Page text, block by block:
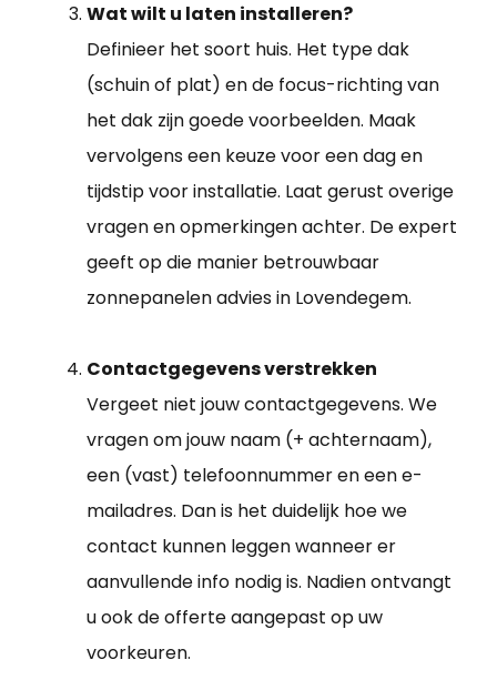
Wat wilt u laten installeren?
Definieer het soort huis. Het type dak
(schuin of plat) en de focus-richting van
het dak zijn goede voorbeelden. Maak
vervolgens een keuze voor een dag en
tijdstip voor installatie. Laat gerust overige
vragen en opmerkingen achter. De expert
geeft op die manier betrouwbaar
zonnepanelen advies in Lovendegem.
Contactgegevens verstrekken
Vergeet niet jouw contactgegevens. We
vragen om jouw naam (+ achternaam),
een (vast) telefoonnummer en een e-
mailadres. Dan is het duidelijk hoe we
contact kunnen leggen wanneer er
aanvullende info nodig is. Nadien ontvangt
u ook de offerte aangepast op uw
voorkeuren.